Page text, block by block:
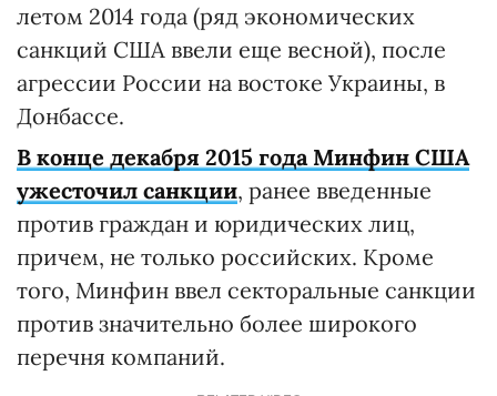
летом 2014 года (ряд экономических
санкций США ввели еще весной), после
агрессии России на востоке Украины, в
Донбассе.
В конце декабря 2015 года Минфин США
ужесточил санкции, ранее введенные
против граждан и юридических лиц,
причем, не только российских. Кроме
того, Минфин ввел секторальные санкции
против значительно более широкого
перечня компаний.